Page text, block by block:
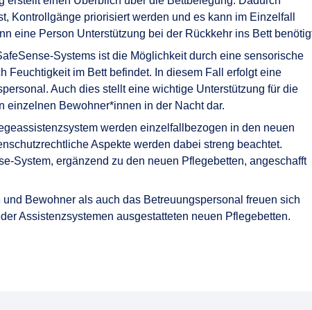
Kontrollgänge priorisiert werden und es kann im Einzelfall
eine Person Unterstützung bei der Rückkehr ins Bett
Systems ist die Möglichkeit durch eine sensorische
Feuchtigkeit im Bett befindet. In diesem Fall erfolgt eine
Auch dies stellt eine wichtige Unterstützung für die
einzelnen Bewohner*innen in der Nacht dar.
werden einzelfallbezogen in den neuen
Aspekte werden dabei streng beachtet.
System, ergänzend zu den neuen Pflegebetten, angeschafft
Bewohner als auch das Betreuungspersonal freuen sich
Assistenzsystemen ausgestatteten neuen Pflegebetten.